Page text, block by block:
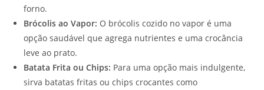
forno.
Brócolis ao Vapor: O brócolis cozido no vapor é uma
opção saudável que agrega nutrientes e uma crocância
leve ao prato.
Batata Frita ou Chips: Para uma opção mais indulgente,
sirva batatas fritas ou chips crocantes como